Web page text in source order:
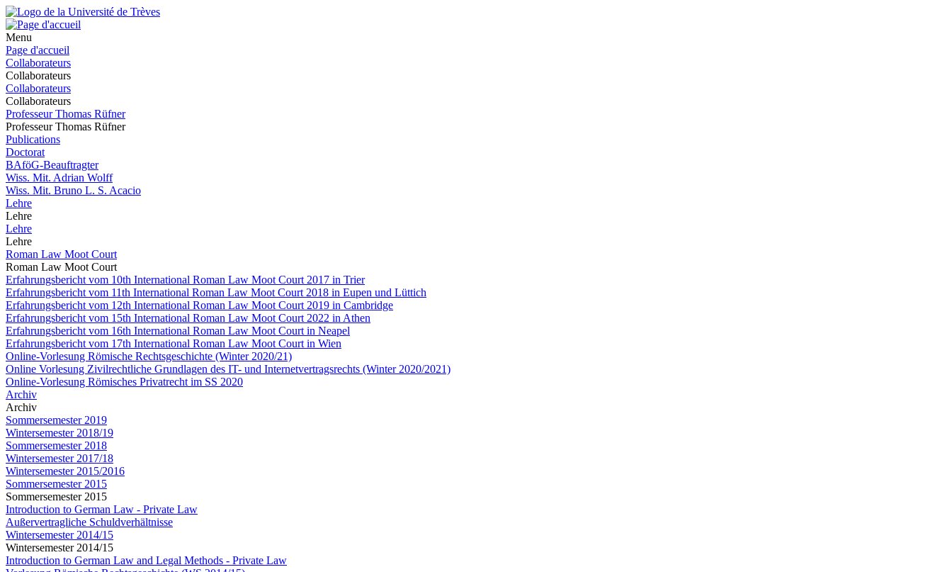
Menu
Page d'accueil
Collaborateurs
Collaborateurs
Collaborateurs
Collaborateurs
Professeur Thomas Rüfner
Professeur Thomas Rüfner
Publications
Doctorat
BAföG-Beauftragter
Wiss. Mit. Adrian Wolff
Wiss. Mit. Bruno L. S. Acacio
Lehre
Lehre
Lehre
Lehre
Roman Law Moot Court
Roman Law Moot Court
Erfahrungsbericht vom 10th International Roman Law Moot Court 2017 in Trier
Erfahrungsbericht vom 11th International Roman Law Moot Court 2018 in Eupen und Lüttich
Erfahrungsbericht vom 12th International Roman Law Moot Court 2019 in Cambridge
Erfahrungsbericht vom 15th International Roman Law Moot Court 2022 in Athen
Erfahrungsbericht vom 16th International Roman Law Moot Court in Neapel
Erfahrungsbericht vom 17th International Roman Law Moot Court in Wien
Online-Vorlesung Römische Rechtsgeschichte (Winter 2020/21)
Online Vorlesung Zivilrechtliche Grundlagen des IT- und Internetvertragsrechts (Winter 2020/2021)
Online-Vorlesung Römisches Privatrecht im SS 2020
Archiv
Archiv
Sommersemester 2019
Wintersemester 2018/19
Sommersemester 2018
Wintersemester 2017/18
Wintersemester 2015/2016
Sommersemester 2015
Sommersemester 2015
Introduction to German Law - Private Law
Außervertragliche Schuldverhältnisse
Wintersemester 2014/15
Wintersemester 2014/15
Introduction to German Law and Legal Methods - Private Law